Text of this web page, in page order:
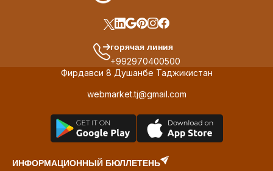
горячая линия
+992970400500
Фирдавси 8 Душанбе Таджикистан
webmarket.tj@gmail.com
ИНФОРМАЦИОННЫЙ БЮЛЛЕТЕНЬ